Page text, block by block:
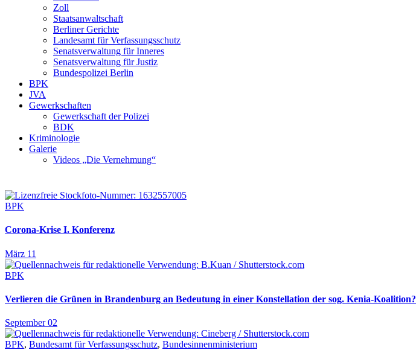
Zoll
Staatsanwaltschaft
Berliner Gerichte
Landesamt für Verfassungsschutz
Senatsverwaltung für Inneres
Senatsverwaltung für Justiz
Bundespolizei Berlin
BPK
JVA
Gewerkschaften
Gewerkschaft der Polizei
BDK
Kriminologie
Galerie
Videos „Die Vernehmung“
BPK
Corona-Krise I. Konferenz
März 11
BPK
Verlieren die Grünen in Brandenburg an Bedeutung in einer Konstellation der sog. Kenia-Koalition?
September 02
BPK, Bundesamt für Verfassungsschutz, Bundesinnenministerium